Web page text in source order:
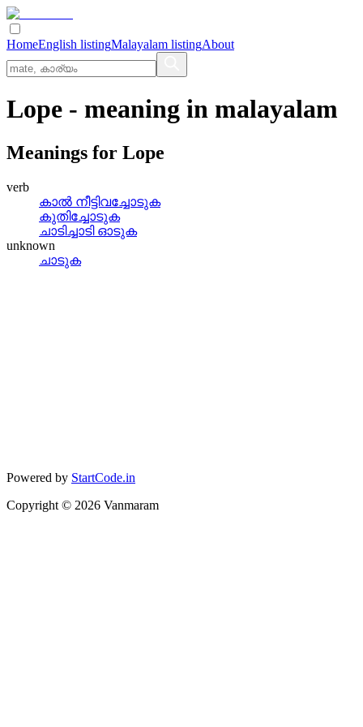
HomeEnglish listingMalayalam listingAbout
Lope - meaning in malayalam
Meanings for Lope
verb
കാല്‍ നീട്ടിവച്ചോടുക
കുതിച്ചോടുക
ചാടിച്ചാടി ഓടുക
unknown
ചാടുക
Powered by StartCode.in
Copyright © 2026 Vanmaram